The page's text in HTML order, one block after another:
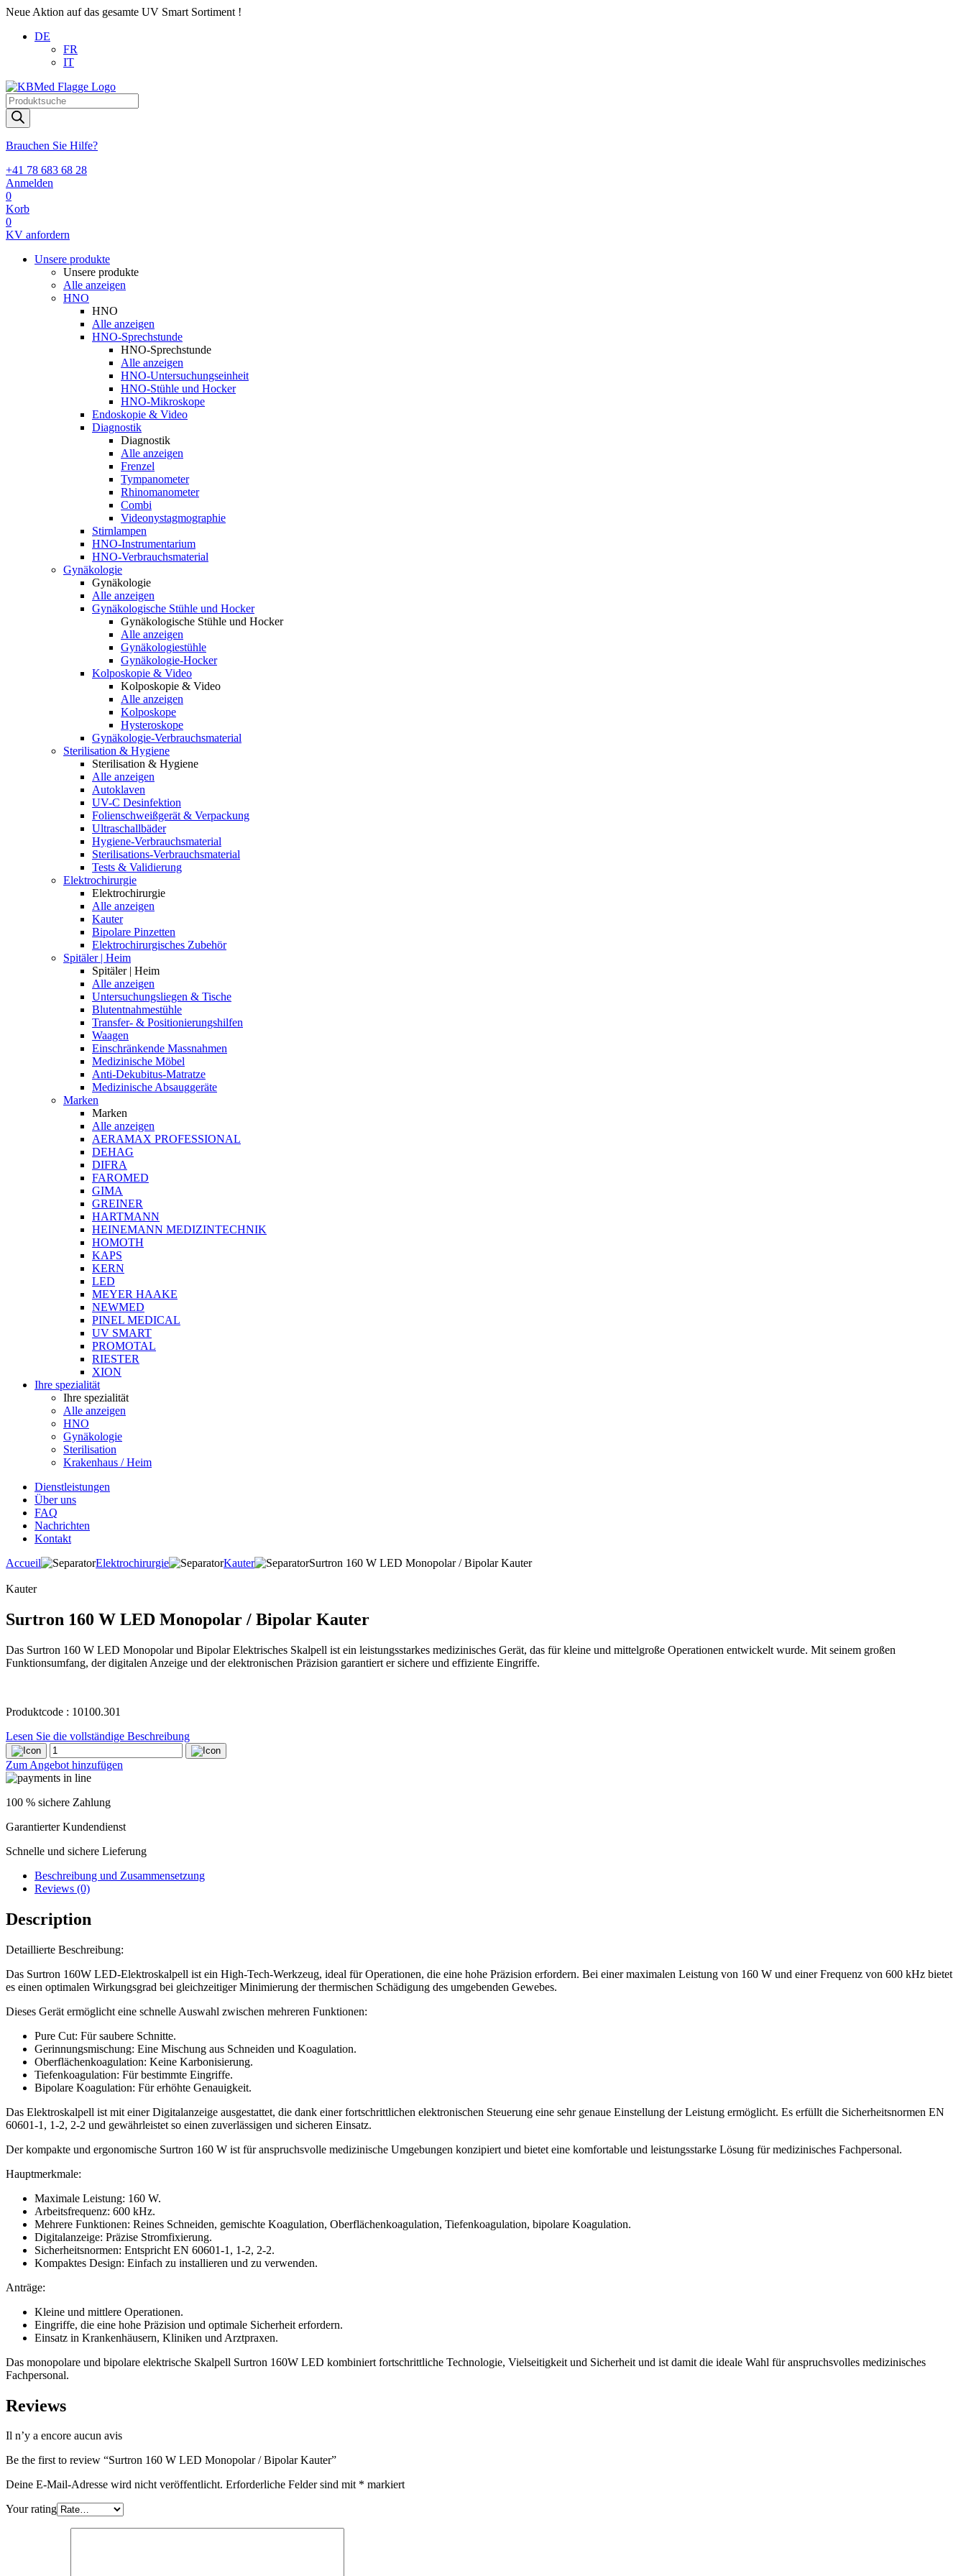
Neue Aktion auf das gesamte UV Smart Sortiment !
DE
FR
IT
Products
search
Brauchen Sie Hilfe?
+41 78 683 68 28
Anmelden
0
Korb
0
KV anfordern
Unsere produkte
Unsere produkte
Alle anzeigen
HNO
HNO
Alle anzeigen
HNO-Sprechstunde
HNO-Sprechstunde
Alle anzeigen
HNO-Untersuchungseinheit
HNO-Stühle und Hocker
HNO-Mikroskope
Endoskopie & Video
Diagnostik
Diagnostik
Alle anzeigen
Frenzel
Tympanometer
Rhinomanometer
Combi
Videonystagmographie
Stirnlampen
HNO-Instrumentarium
HNO-Verbrauchsmaterial
Gynäkologie
Gynäkologie
Alle anzeigen
Gynäkologische Stühle und Hocker
Gynäkologische Stühle und Hocker
Alle anzeigen
Gynäkologiestühle
Gynäkologie-Hocker
Kolposkopie & Video
Kolposkopie & Video
Alle anzeigen
Kolposkope
Hysteroskope
Gynäkologie-Verbrauchsmaterial
Sterilisation & Hygiene
Sterilisation & Hygiene
Alle anzeigen
Autoklaven
UV-C Desinfektion
Folienschweißgerät & Verpackung
Ultraschallbäder
Hygiene-Verbrauchsmaterial
Sterilisations-Verbrauchsmaterial
Tests & Validierung
Elektrochirurgie
Elektrochirurgie
Alle anzeigen
Kauter
Bipolare Pinzetten
Elektrochirurgisches Zubehör
Spitäler | Heim
Spitäler | Heim
Alle anzeigen
Untersuchungsliegen & Tische
Blutentnahmestühle
Transfer- & Positionierungshilfen
Waagen
Einschränkende Massnahmen
Medizinische Möbel
Anti-Dekubitus-Matratze
Medizinische Absauggeräte
Marken
Marken
Alle anzeigen
AERAMAX PROFESSIONAL
DEHAG
DIFRA
FAROMED
GIMA
GREINER
HARTMANN
HEINEMANN MEDIZINTECHNIK
HOMOTH
KAPS
KERN
LED
MEYER HAAKE
NEWMED
PINEL MEDICAL
UV SMART
PROMOTAL
RIESTER
XION
Ihre spezialität
Ihre spezialität
Alle anzeigen
HNO
Gynäkologie
Sterilisation
Krakenhaus / Heim
Dienstleistungen
Über uns
FAQ
Nachrichten
Kontakt
Accueil
Elektrochirurgie Kauter Surtron 160 W LED Monopolar / Bipolar Kauter
Kauter
Surtron 160 W LED Monopolar / Bipolar Kauter
Das Surtron 160 W LED Monopolar und Bipolar Elektrisches Skalpell ist ein leistungsstarkes medizinisches Gerät, das für kleine und mittelgroße Operationen entwickelt wurde. Mit seinem großen
Funktionsumfang, der digitalen Anzeige und der elektronischen Präzision garantiert er sichere und effiziente Eingriffe.
Produktcode : 10100.301
Lesen Sie die vollständige Beschreibung
Surtron
160
W
LED
Monopolar
Bipolar
quantity
Zum Angebot hinzufügen
100 % sichere Zahlung
Garantierter Kundendienst
Schnelle und sichere Lieferung
Beschreibung und Zusammensetzung
Reviews (0)
Description
Detaillierte Beschreibung:
Das Surtron 160W LED-Elektroskalpell ist ein High-Tech-Werkzeug, ideal für Operationen, die eine hohe Präzision erfordern. Bei einer maximalen Leistung von 160 W und einer Frequenz von 600 kHz bietet
es einen optimalen Wirkungsgrad bei gleichzeitiger Minimierung der thermischen Schädigung des umgebenden Gewebes.
Dieses Gerät ermöglicht eine schnelle Auswahl zwischen mehreren Funktionen:
Pure Cut: Für saubere Schnitte.
Gerinnungsmischung: Eine Mischung aus Schneiden und Koagulation.
Oberflächenkoagulation: Keine Karbonisierung.
Tiefenkoagulation: Für bestimmte Eingriffe.
Bipolare Koagulation: Für erhöhte Genauigkeit.
Das Elektroskalpell ist mit einer Digitalanzeige ausgestattet, die dank einer fortschrittlichen elektronischen Steuerung eine sehr genaue Einstellung der Leistung ermöglicht. Es erfüllt die Sicherheitsnormen EN
60601-1, 1-2, 2-2 und gewährleistet so einen zuverlässigen und sicheren Einsatz.
Der kompakte und ergonomische Surtron 160 W ist für anspruchsvolle medizinische Umgebungen konzipiert und bietet eine komfortable und leistungsstarke Lösung für medizinisches Fachpersonal.
Hauptmerkmale:
Maximale Leistung: 160 W.
Arbeitsfrequenz: 600 kHz.
Mehrere Funktionen: Reines Schneiden, gemischte Koagulation, Oberflächenkoagulation, Tiefenkoagulation, bipolare Koagulation.
Digitalanzeige: Präzise Stromfixierung.
Sicherheitsnormen: Entspricht EN 60601-1, 1-2, 2-2.
Kompaktes Design: Einfach zu installieren und zu verwenden.
Anträge:
Kleine und mittlere Operationen.
Eingriffe, die eine hohe Präzision und optimale Sicherheit erfordern.
Einsatz in Krankenhäusern, Kliniken und Arztpraxen.
Das monopolare und bipolare elektrische Skalpell Surtron 160W LED kombiniert fortschrittliche Technologie, Vielseitigkeit und Sicherheit und ist damit die ideale Wahl für anspruchsvolles medizinisches
Fachpersonal.
Reviews
Il n’y a encore aucun avis
Be the first to review “Surtron 160 W LED Monopolar / Bipolar Kauter”
Deine E-Mail-Adresse wird nicht veröffentlicht. Erforderliche Felder sind mit * markiert
Your rating